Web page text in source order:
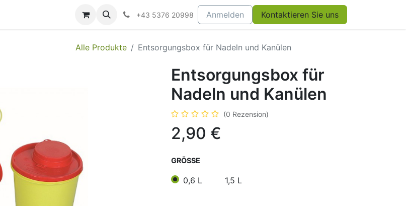
Messen/Veranstaltungen Downloads Hilfe
+43 5376 20998 Anmelden Kontaktieren Sie uns
Alle Produkte Entsorgungsbox für Nadeln und Kanülen
Entsorgungsbox für
Nadeln und Kanülen
(0 Rezension)
2,90 €
GRÖSSE
0,6 L 1,5 L